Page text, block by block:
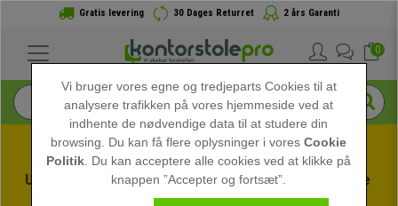
Gratis levering 30 Dages Returret 2 års Garanti
0
Udnyt sommerudsalget hos kontorstolepro! Eksklusive
rabatter i en begrænset periode - Se tilbuddet
Vi bruger vores egne og tredjeparts Cookies til at
analysere trafikken på vores hjemmeside ved at
indhente de nødvendige data til at studere din
browsing. Du kan få flere oplysninger i voresCookie
Politik . Du kan acceptere alle cookies ved at klikke på
knappen ”Accepter og fortsæt”.